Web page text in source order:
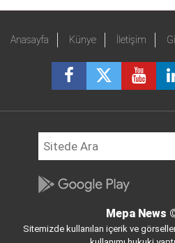
Anasayfa Künye İletişim
Mepa News
Sitemizde kullanılan içerik ve